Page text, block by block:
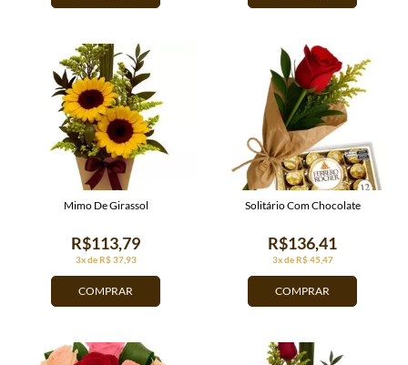
COMPRAR
3x de R$ 37,93
R$113,79
Mimo De Girassol
COMPRAR
3x de R$ 45,47
R$136,41
Solitário Com Chocolate